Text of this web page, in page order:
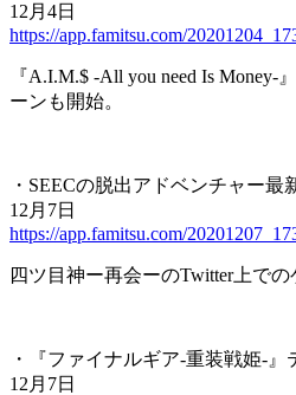
12月4日
https://app.famitsu.com/
『A.I.M.$ -All you need Is
ーンも開始。
・SEECの脱出アドベンチャー
12月7日
https://app.famitsu.com/
四ツ目神ー再会ーのTwitter上で
・『ファイナルギア-重装戦姫-
12月7日